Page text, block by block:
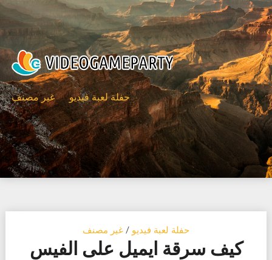
Skip
to
content
حفلة لعبة فيديو غير مصنف
حفلة لعبة فيديو / غير مصنف
كيف سرقة ايميل على الفيس